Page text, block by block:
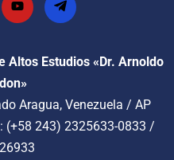
Altos Estudios «Dr. Arnoldo
Aragua, Venezuela / AP
(+58 243) 2325633-0833 /